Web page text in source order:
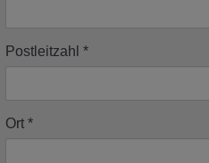
Postleitzahl
Ort